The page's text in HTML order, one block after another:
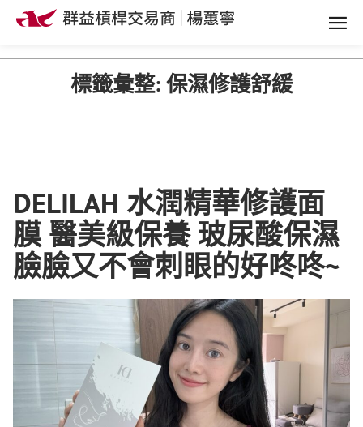
標籤彙整: 保濕修護舒緩
DELILAH 水潤精華修護面
膜 醫美級保養 玻尿酸保濕
臉臉又不會刺眼的好咚咚~